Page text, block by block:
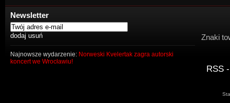
Newsletter
Najnowsze wydarzenie: Norweski Kvelertak zagra autorski
koncert we Wrocławiu!
Znaki
RSS